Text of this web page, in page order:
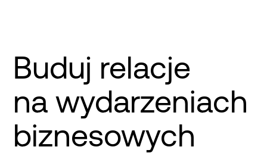
Buduj relacje
na wydarzeniach
biznesowych